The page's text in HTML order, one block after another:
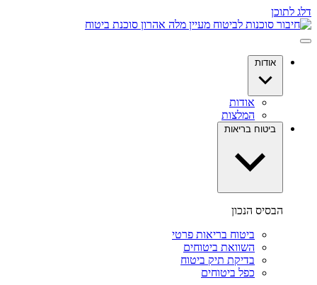
דלג לתוכן
אודות
אודות
המלצות
ביטוח בריאות
הבסיס הנכון
ביטוח בריאות פרטי
השוואת ביטוחים
בדיקת תיק ביטוח
כפל ביטוחים